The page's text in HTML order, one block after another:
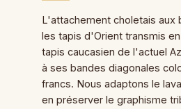
L'attachement choletais aux
les tapis d'Orient transmis
tapis caucasien de l'actuel
à ses bandes diagonales
francs. Nous adaptons le
en préserver le graphisme